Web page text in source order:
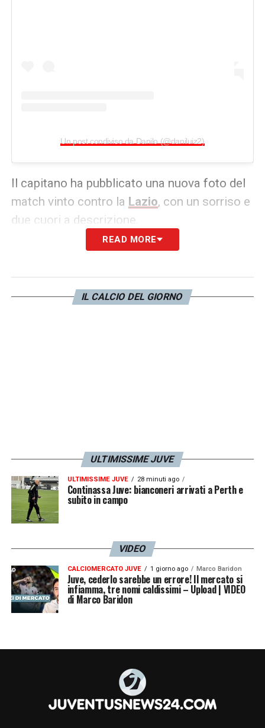
Un post condiviso da Danilo (@daniluiz2)
Il capitano ha pubblicato una nuova foto del
match vinto contro la Lazio, con un sorriso e
due cuori a descrizione.
READ MORE
IL CALCIO DEL GIORNO
ULTIMISSIME JUVE
ULTIMISSIME JUVE 28 minuti ago
Continassa Juve: bianconeri arrivati a Perth e
subito in campo
VIDEO
CALCIOMERCATO JUVE 1 giorno ago Marco Baridon
Juve, cederlo sarebbe un errore! Il mercato si
infiamma, tre nomi caldissimi – Upload | VIDEO
di Marco Baridon